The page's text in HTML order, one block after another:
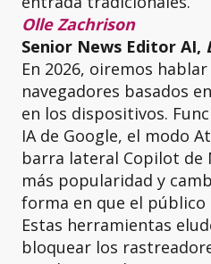
Olle Zachrison
Senior News Editor AI,
En 2026, oiremos
navegadores basados
en los dispositivos.
IA de Google, el modo
barra lateral Copilot de
más popularidad y
forma en que el público
Estas herramientas
bloquear los